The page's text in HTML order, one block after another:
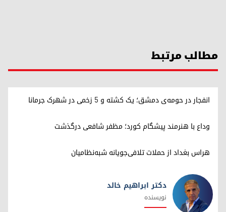
مطالب مرتبط
انفجار در حومه‌ی دمشق؛ یک کشته و ۵ زخمی در شهرک جرمانا
وداع با هنرمند پیشگام کورد؛ مظفر شافعی درگذشت
هراس بغداد از حملات تلافی‌جویانه شبه‌نظامیان
دکتر ابراهیم خالد
نویسنده